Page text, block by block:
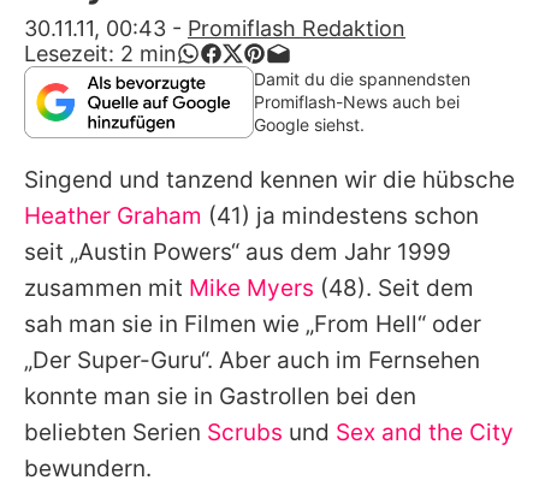
App runterladen
Team
Redaktionelle Richtlinien
Impressum
Datenschutzerklärung
Nutzungsbedingungen
Utiq verwalten
30.11.11, 00:43 - Promiflash Redaktion
Lesezeit: 2 min
Damit du die spannendsten
Promiflash-News auch bei
Google siehst.
Singend und tanzend kennen wir die hübsche
Heather Graham (41) ja mindestens schon
seit „Austin Powers“ aus dem Jahr 1999
zusammen mit Mike Myers (48). Seit dem
sah man sie in Filmen wie „From Hell“ oder
„Der Super-Guru“. Aber auch im Fernsehen
konnte man sie in Gastrollen bei den
beliebten Serien Scrubs und Sex and the City
bewundern.